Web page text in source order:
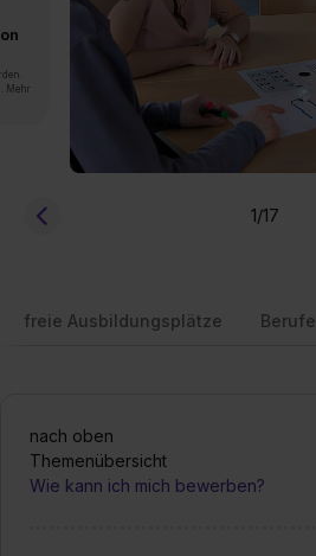
Mehr
1/17
freie Ausbildungsplätze Berufe
nach oben
Themenübersicht
Wie kann ich mich bewerben?